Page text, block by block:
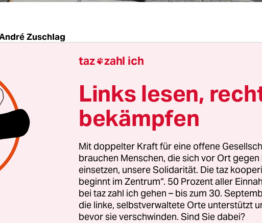
Zuschlag
Menge der Gegendemonstrierenden. Tatsächlich war
in dem kleinen Eck vor dem Göttinger Bahnhof, das dem
Thüringen/Niedersachsen“ für ihre Mahnwache
wurde, noch viel Platz. Unter dem Motto „Deutschland
– linker Gewalt entgegentreten“ traute sich der 2015
„Freundeskreis“ nach diversen Kundgebungen im
Mal in die Universitätsstadt mit ihrer traditionell
starken linken Szene.
taz zahl ich
Links lesen,
bekämpfen
Mit doppelter Kraft für eine offene
brauchen Menschen, die sich vor Ort
einsetzen, unsere Solidarität. Die taz
beginnt im Zentrum“. 50 Prozent aller
bei taz zahl ich gehen – bis zum 30.
die linke, selbstverwaltete Orte unterstützt
bevor sie verschwinden. Sind Sie dabei?